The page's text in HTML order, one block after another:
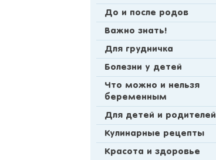
До и после родов
Важно знать!
Для грудничка
Болезни у детей
Что можно и нельзя
беременным
Для детей и родителей
Кулинарные рецепты
Красота и здоровье